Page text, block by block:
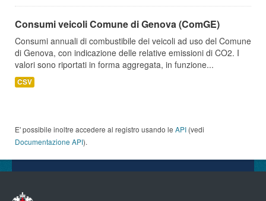
Consumi veicoli Comune di Genova (ComGE)
Consumi annuali di combustibile dei veicoli ad uso del Comune
di Genova, con indicazione delle relative emissioni di CO2. I
valori sono riportati in forma aggregata, in funzione...
CSV
E' possibile inoltre accedere al registro usando le API (vedi
Documentazione API).